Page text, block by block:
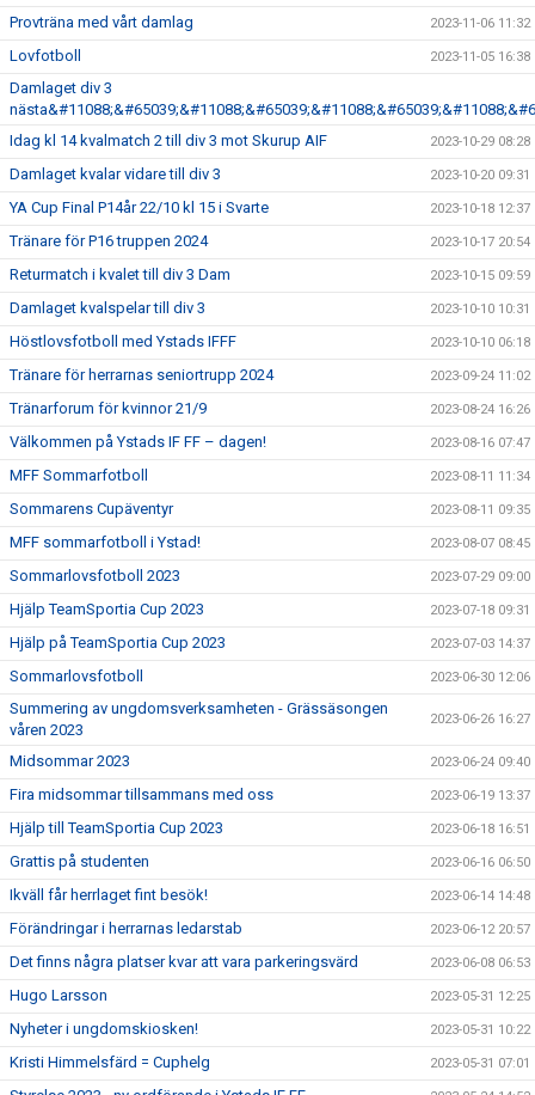
Provträna med vårt damlag 2023-11-06 11:32
Lovfotboll 2023-11-05 16:38
Damlaget div 3
Idag kl 14 kvalmatch 2 till div 3 mot Skurup AIF
2023-10-29 08:28
Damlaget kvalar vidare till div 3 2023-10-20 09:31
YA Cup Final P14år 22/10 kl 15 i Svarte 2023-10-18 12:37
Tränare för P16 truppen 2024 2023-10-17 20:54
Returmatch i kvalet till div 3 Dam 2023-10-15 09:59
Damlaget kvalspelar till div 3 2023-10-10 10:31
Höstlovsfotboll med Ystads IFFF 2023-10-10 06:18
Tränare för herrarnas seniortrupp 2024 2023-09-24 11:02
Tränarforum för kvinnor 21/9 2023-08-24 16:26
Välkommen på Ystads IF FF – dagen! 2023-08-16 07:47
MFF Sommarfotboll 2023-08-11 11:34
Sommarens Cupäventyr 2023-08-11 09:35
MFF sommarfotboll i Ystad! 2023-08-07 08:45
Sommarlovsfotboll 2023 2023-07-29 09:00
Hjälp TeamSportia Cup 2023 2023-07-18 09:31
Hjälp på TeamSportia Cup 2023 2023-07-03 14:37
Sommarlovsfotboll 2023-06-30 12:06
Summering av ungdomsverksamheten - Grässäsongen
våren 2023
2023-06-26 16:27
Midsommar 2023 2023-06-24 09:40
Fira midsommar tillsammans med oss 2023-06-19 13:37
Hjälp till TeamSportia Cup 2023 2023-06-18 16:51
Grattis på studenten 2023-06-16 06:50
Ikväll får herrlaget fint besök! 2023-06-14 14:48
Förändringar i herrarnas ledarstab 2023-06-12 20:57
Det finns några platser kvar att vara parkeringsvärd 2023-06-08 06:53
Hugo Larsson 2023-05-31 12:25
Nyheter i ungdomskiosken! 2023-05-31 10:22
Kristi Himmelsfärd = Cuphelg 2023-05-31 07:01